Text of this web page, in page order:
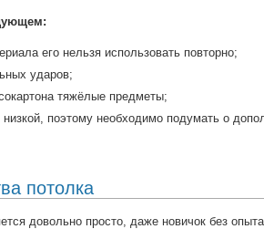
его нельзя использовать повторно;
ударов;
тяжёлые предметы;
низкой, поэтому необходимо подумать о
потолка
довольно просто, даже новичок без